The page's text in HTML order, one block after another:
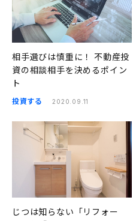
相手選びは慎重に！ 不動産投
資の相談相手を決めるポイン
ト
投資する 2020.09.11
じつは知らない「リフォー